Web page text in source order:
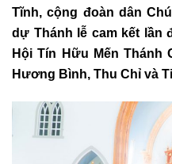
Tĩnh, cộng đoàn dân
dự Thánh lễ cam kết lần
Hội Tín Hữu Mến Thánh
Hương Bình, Thu Chỉ và